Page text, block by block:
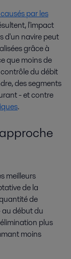
par les
l'impact
d'un navire peut
grâce à
que moins de
du débit
des segments
- et contre
.
meilleurs
de la
de
début du
plus
moins